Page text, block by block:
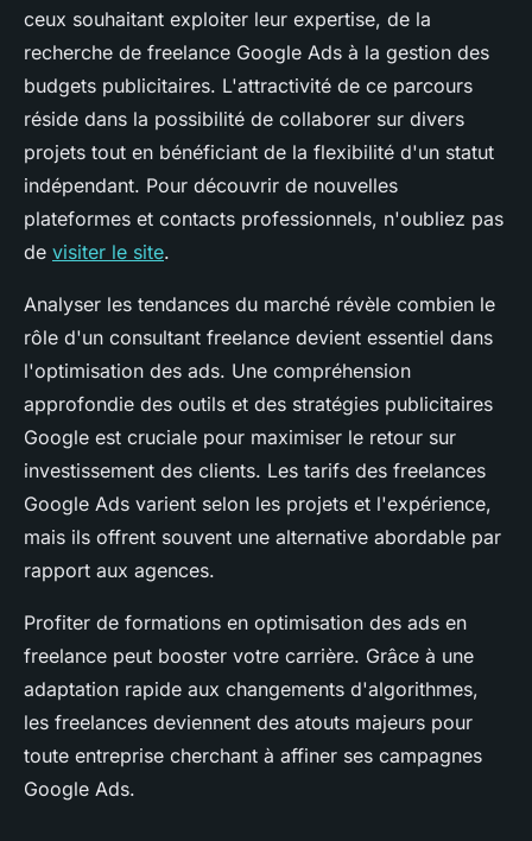
ceux souhaitant exploiter leur expertise, de la
recherche de freelance Google Ads à la gestion des
budgets publicitaires. L'attractivité de ce parcours
réside dans la possibilité de collaborer sur divers
projets tout en bénéficiant de la flexibilité d'un statut
indépendant. Pour découvrir de nouvelles
plateformes et contacts professionnels, n'oubliez pas
de visiter le site.
Analyser les tendances du marché révèle combien le
rôle d'un consultant freelance devient essentiel dans
l'optimisation des ads. Une compréhension
approfondie des outils et des stratégies publicitaires
Google est cruciale pour maximiser le retour sur
investissement des clients. Les tarifs des freelances
Google Ads varient selon les projets et l'expérience,
mais ils offrent souvent une alternative abordable par
rapport aux agences.
Profiter de formations en optimisation des ads en
freelance peut booster votre carrière. Grâce à une
adaptation rapide aux changements d'algorithmes,
les freelances deviennent des atouts majeurs pour
toute entreprise cherchant à affiner ses campagnes
Google Ads.